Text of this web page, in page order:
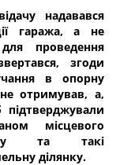
надавався
гаража, а не
проведення
згоди
в опорну
отримував, а,
підтверджували
місцевого
та такі
ділянку.